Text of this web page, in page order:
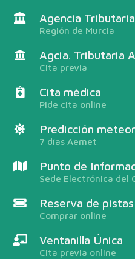
Agencia Tributaria
Región de Murcia
Agcia. Tributaria
Cita previa
Cita médica
Pide cita online
Predicción
7 días Aemet
Punto de
Sede Electrónica del
Reserva de
Comprar online
Ventanilla Única
Cita previa online